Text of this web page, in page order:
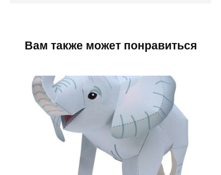
Вам также может понравиться